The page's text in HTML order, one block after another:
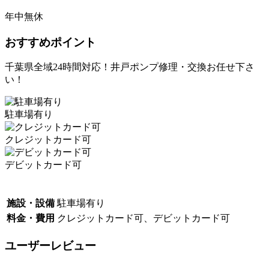
年中無休
おすすめポイント
千葉県全域24時間対応！井戸ポンプ修理・交換お任せ下さ
い！
駐車場有り
クレジットカード可
デビットカード可
施設・設備 駐車場有り
料金・費用 クレジットカード可、デビットカード可
ユーザーレビュー